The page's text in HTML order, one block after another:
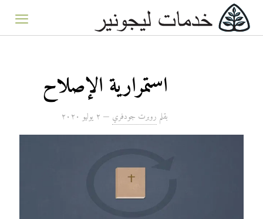
استمرارية الإصلاح
بقلم روبرت جودفري — ۲ يوليو ۲۰۲۰